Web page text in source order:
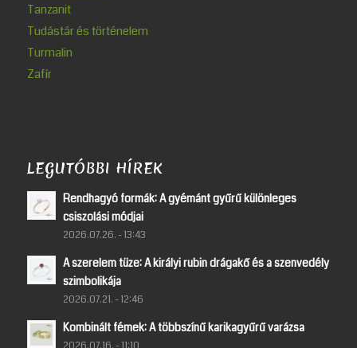
Tanzanit
Tudástár és történelem
Turmalin
Zafír
LEGUTÓBBI HÍREK
Rendhagyó formák: A gyémánt gyűrű különleges
csiszolási módjai
2026.07.26. - 13:43
A szerelem tüze: A királyi rubin drágakő és a szenvedély
szimbolikája
2026.07.21. - 12:46
Kombinált fémek: A többszínű karikagyűrű varázsa